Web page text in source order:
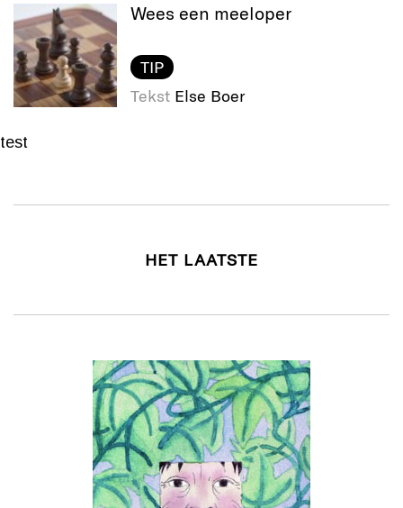
Wees een meeloper
TIP
Tekst Else Boer
test
HET LAATSTE